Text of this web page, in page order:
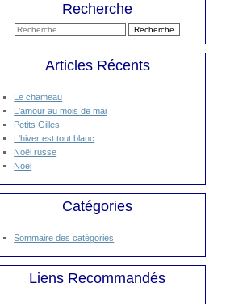
Recherche
Articles Récents
Le chameau
L'amour au mois de mai
Petits Gilles
L'hiver est tout blanc
Noël russe
Noël
Catégories
Sommaire des catégories
Liens Recommandés